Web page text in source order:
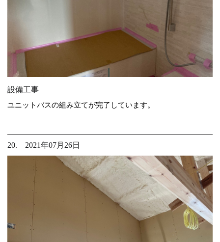
設備工事
ユニットバスの組み立てが完了しています。
20. 2021年07月26日